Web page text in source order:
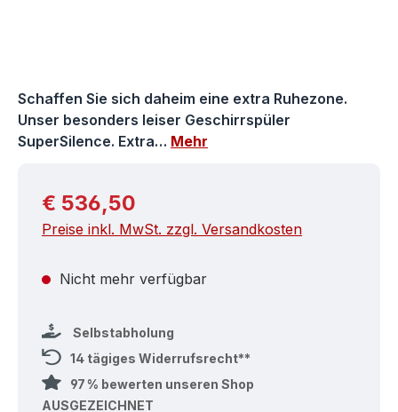
Schaffen Sie sich daheim eine extra Ruhezone.
Unser besonders leiser Geschirrspüler
SuperSilence. Extra… Mehr
Regulärer Preis:
€ 536,50
Preise inkl. MwSt. zzgl. Versandkosten
Nicht mehr verfügbar
Selbstabholung
14 tägiges Widerrufsrecht**
97 % bewerten unseren Shop
AUSGEZEICHNET